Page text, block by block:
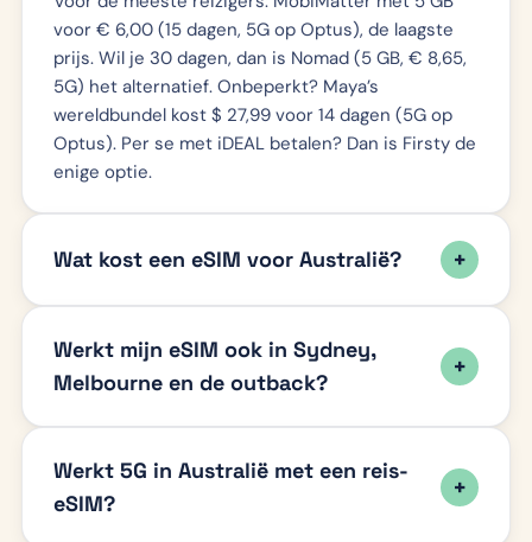
voor € 6,00 (15 dagen, 5G op Optus), de laagste
prijs. Wil je 30 dagen, dan is Nomad (5 GB, € 8,65,
5G) het alternatief. Onbeperkt? Maya’s
wereldbundel kost $ 27,99 voor 14 dagen (5G op
Optus). Per se met iDEAL betalen? Dan is Firsty de
enige optie.
Wat kost een eSIM voor Australië?
Werkt mijn eSIM ook in Sydney,
Melbourne en de outback?
Werkt 5G in Australië met een reis-
eSIM?